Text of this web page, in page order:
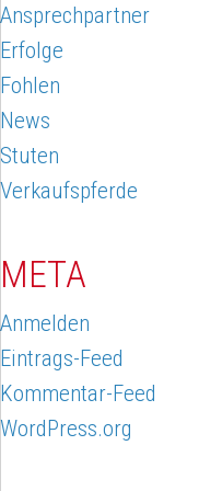
Ansprechpartner
Erfolge
Fohlen
News
Stuten
Verkaufspferde
META
Anmelden
Eintrags-Feed
Kommentar-Feed
WordPress.org